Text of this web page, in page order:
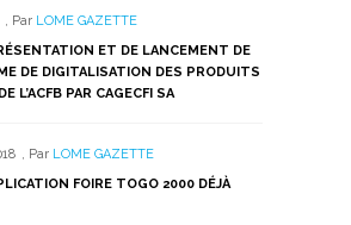
, Par LOME GAZETTE
ET DE LANCEMENT DE
DE DIGITALISATION DES PRODUITS
L’ACFB PAR CAGECFI SA
, Par LOME GAZETTE
FOIRE TOGO 2000 DÉJÀ